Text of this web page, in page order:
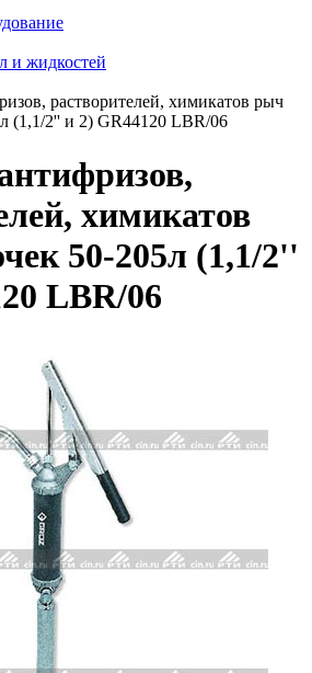
и жидкостей
растворителей, химикатов рыч
(1,1/2'' и 2) GR44120 LBR/06
химикатов
50-205л (1,1/2''
LBR/06